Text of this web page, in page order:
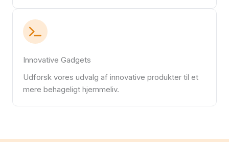
Innovative Gadgets
Udforsk vores udvalg af innovative produkter til et
mere behageligt hjemmeliv.